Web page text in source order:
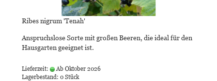
Ribes nigrum 'Tenah'
Anspruchslose Sorte mit großen Beeren, die ideal für den
Hausgarten geeignet ist.
Lieferzeit:
Ab Oktober 2026
Lagerbestand: 0 Stück